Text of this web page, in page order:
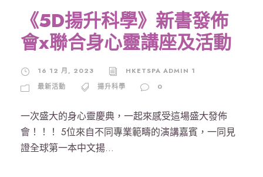
《5D揚升科學》新書發佈
會x聯合身心靈講座及活動
16 12 月, 2023
HKETSPA ADMIN 1
最新活動
揚升科學 0
一次盛大的身心靈慶典，一起來感受這場盛大發佈
會！！！ 5位來自不同專業範疇的演講嘉賓，一同見
證全球第一本中文揚...